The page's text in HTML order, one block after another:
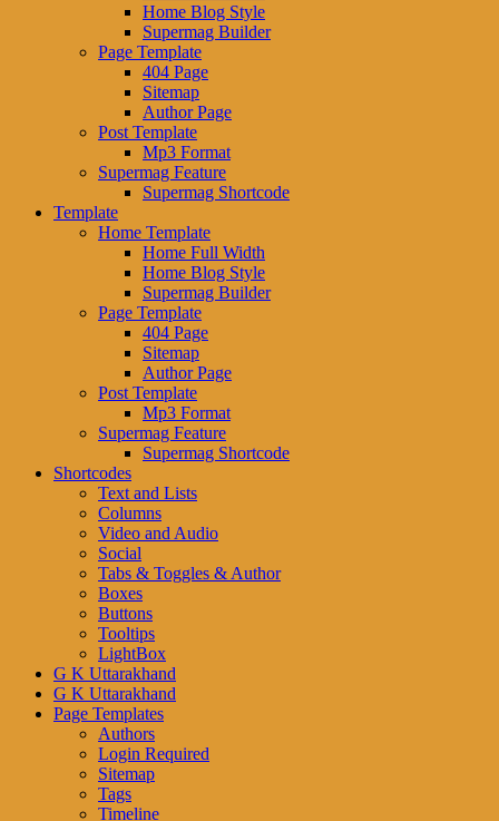
Home Blog Style
Supermag Builder
Page Template
404 Page
Sitemap
Author Page
Post Template
Mp3 Format
Supermag Feature
Supermag Shortcode
Template
Home Template
Home Full Width
Home Blog Style
Supermag Builder
Page Template
404 Page
Sitemap
Author Page
Post Template
Mp3 Format
Supermag Feature
Supermag Shortcode
Shortcodes
Text and Lists
Columns
Video and Audio
Social
Tabs & Toggles & Author
Boxes
Buttons
Tooltips
LightBox
G K Uttarakhand
G K Uttarakhand
Page Templates
Authors
Login Required
Sitemap
Tags
Timeline